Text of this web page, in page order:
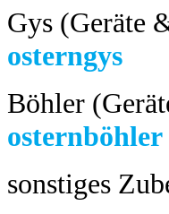
Gys (Geräte
osterngys
Böhler
osternböhler
sonstiges